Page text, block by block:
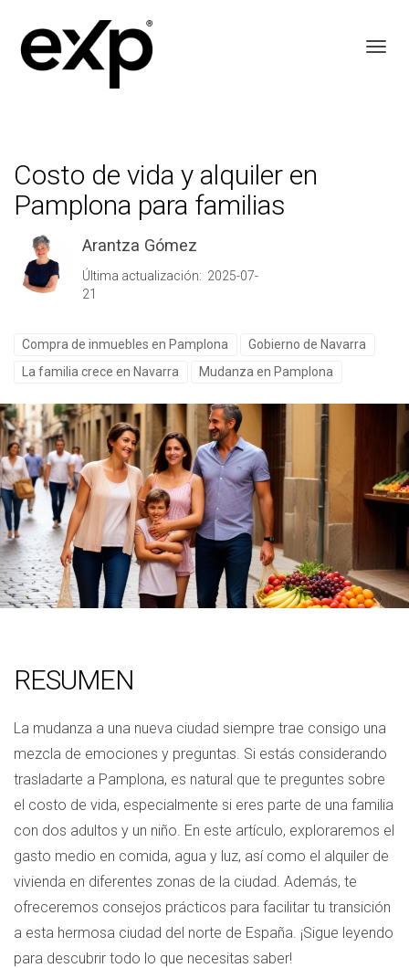
Costo de vida y alquiler en
Pamplona para familias
Arantza Gómez
Última actualización: 2025-07-
21
Compra de inmuebles en Pamplona
Gobierno de Navarra
La familia crece en Navarra
Mudanza en Pamplona
RESUMEN
La mudanza a una nueva ciudad siempre trae consigo una
mezcla de emociones y preguntas. Si estás considerando
trasladarte a Pamplona, es natural que te preguntes sobre
el costo de vida, especialmente si eres parte de una familia
con dos adultos y un niño. En este artículo, exploraremos el
gasto medio en comida, agua y luz, así como el alquiler de
vivienda en diferentes zonas de la ciudad. Además, te
ofreceremos consejos prácticos para facilitar tu transición
a esta hermosa ciudad del norte de España. ¡Sigue leyendo
para descubrir todo lo que necesitas saber!